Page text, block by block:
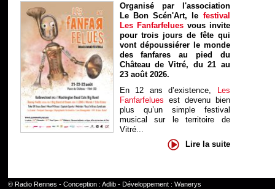
Organisé par l'association
Le Bon Scén'Art, le festival
Les Fanfarfelues vous invite
pour trois jours de fête qui
vont dépoussiérer le monde
des fanfares au pied du
Château de Vitré, du 21 au
23 août 2026.
En 12 ans d’existence, Les
Fanfarfelues est devenu bien
plus qu’un simple festival
musical sur le territoire de
Vitré...
Lire la suite
© Radio Rennes - Conception : Adlib- Développement : Wanerys